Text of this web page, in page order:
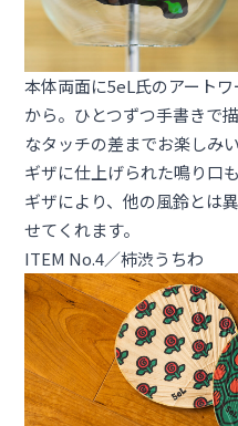
本体両面に5eL氏のアート
から。ひとつずつ手書きで
なタッチの差までお楽しみ
ギザに仕上げられた鳴り口
ギザにより、他の風鈴とは
せてくれます。
ITEM No.4／柿渋うちわ